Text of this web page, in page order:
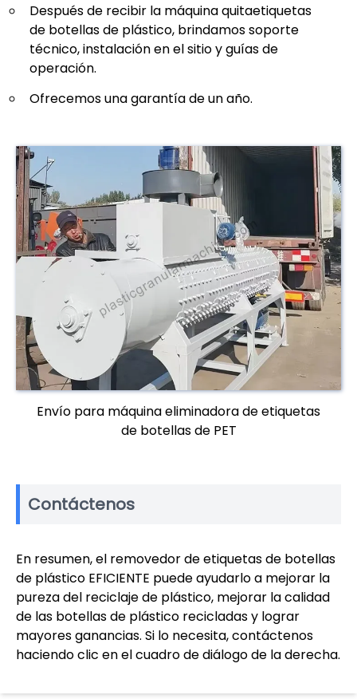
Después de recibir la máquina quitaetiquetas
de botellas de plástico, brindamos soporte
técnico, instalación en el sitio y guías de
operación.
Ofrecemos una garantía de un año.
Envío para máquina eliminadora de etiquetas
de botellas de PET
Contáctenos
En resumen, el removedor de etiquetas de botellas
de plástico EFICIENTE puede ayudarlo a mejorar la
pureza del reciclaje de plástico, mejorar la calidad
de las botellas de plástico recicladas y lograr
mayores ganancias. Si lo necesita, contáctenos
haciendo clic en el cuadro de diálogo de la derecha.